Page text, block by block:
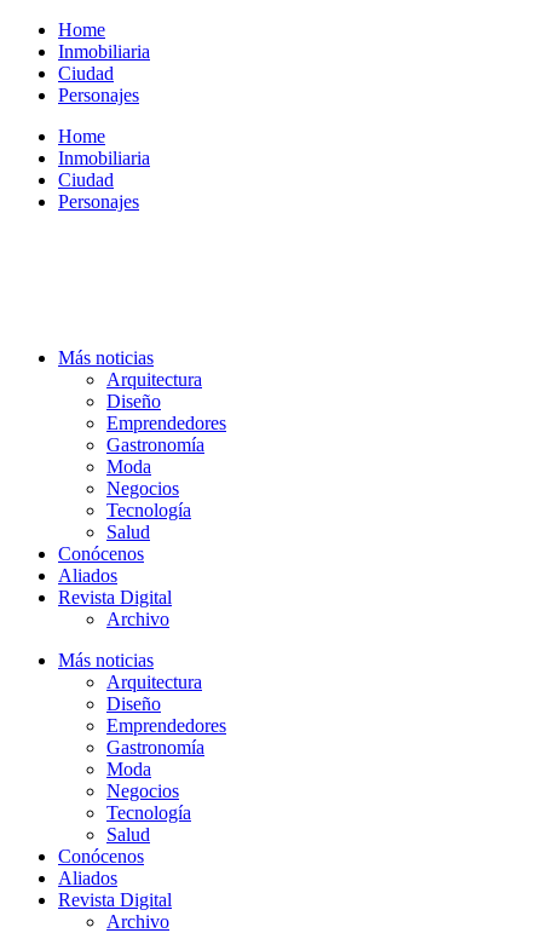
contenido
Home
Inmobiliaria
Ciudad
Personajes
Home
Inmobiliaria
Ciudad
Personajes
Más noticias
Arquitectura
Diseño
Emprendedores
Gastronomía
Moda
Negocios
Tecnología
Salud
Conócenos
Aliados
Revista Digital
Archivo
Más noticias
Arquitectura
Diseño
Emprendedores
Gastronomía
Moda
Negocios
Tecnología
Salud
Conócenos
Aliados
Revista Digital
Archivo